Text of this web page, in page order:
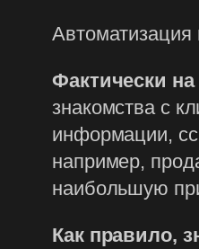
Фактически
знакомства с
информации,
например,
наибольшую
Как правило,